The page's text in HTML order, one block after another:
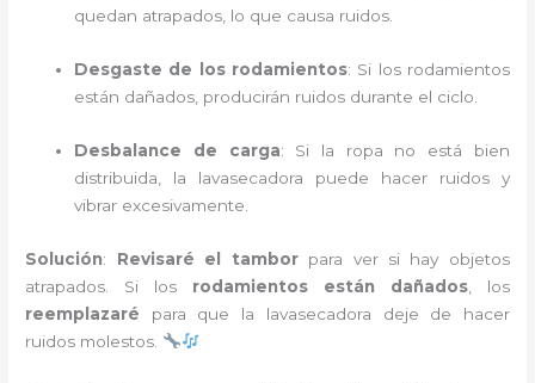
quedan atrapados, lo que causa ruidos.
Desgaste de los rodamientos: Si los rodamientos
están dañados, producirán ruidos durante el ciclo.
Desbalance de carga: Si la ropa no está bien
distribuida, la lavasecadora puede hacer ruidos y
vibrar excesivamente.
Solución: Revisaré el tamborpara ver si hay objetos
atrapados. Si los rodamientos están dañados, los
reemplazaré para que la lavasecadora deje de hacer
ruidos molestos.